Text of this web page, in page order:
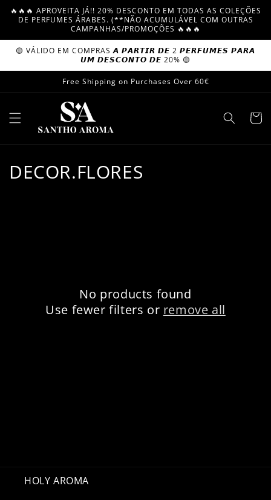
Skip to
content
🔥🔥🔥 APROVEITA JÁ!! 20% DESCONTO EM TODAS AS COLEÇÕES
DE PERFUMES ÁRABES. (**NÃO ACUMULÁVEL COM OUTRAS
CAMPANHAS/PROMOÇÕES 🔥🔥🔥
🟡 VÁLIDO EM COMPRAS 𝘼 𝙋𝘼𝙍𝙏𝙄𝙍 𝘿𝙀 2 𝙋𝙀𝙍𝙁𝙐𝙈𝙀𝙎 𝙋𝘼𝙍𝘼
𝙐𝙈 𝘿𝙀𝙎𝘾𝙊𝙉𝙏𝙊 𝘿𝙀 20% 🟡
Free Shipping on Purchases Over 60€
Cart
C
DECOR.FLORES
No products found
Use fewer filters or remove all
HOLY AROMA